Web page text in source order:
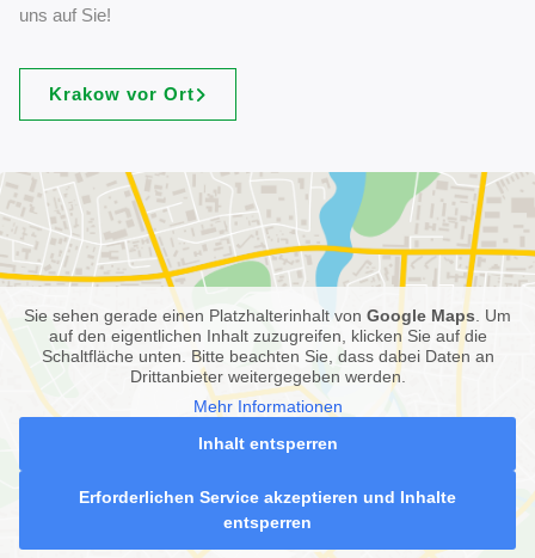
uns auf Sie!
Krakow vor Ort
Sie sehen gerade einen Platzhalterinhalt von Google Maps. Um
auf den eigentlichen Inhalt zuzugreifen, klicken Sie auf die
Schaltfläche unten. Bitte beachten Sie, dass dabei Daten an
Drittanbieter weitergegeben werden.
Mehr Informationen
Inhalt entsperren
Erforderlichen Service akzeptieren und Inhalte
entsperren